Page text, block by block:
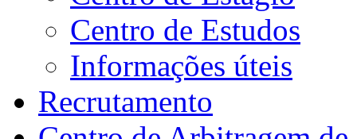
Centro de Estudos
Informações úteis
Recrutamento